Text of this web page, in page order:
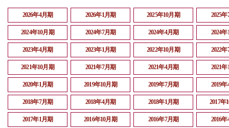
2026年4月期 2026年1月期 2025年10月期 2025
2024年10月期 2024年7月期 2024年4月期 2024
2023年4月期 2023年1月期 2022年10月期 2022
2021年10月期 2021年7月期 2021年4月期 2021
2020年1月期 2019年10月期 2019年7月期 2019
2018年7月期 2018年4月期 2018年1月期 2017年
2017年1月期 2016年10月期 2016年7月期 2016